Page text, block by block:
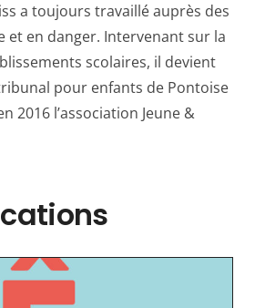
a toujours travaillé auprès des
et en danger. Intervenant sur la
scolaires, il devient
pour enfants de Pontoise
2016 l’association Jeune &